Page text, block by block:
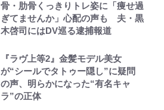
骨・肋骨くっきりトレ姿に「痩せ過
ぎてませんか」心配の声も 夫・黒
木啓司にはDV巡る逮捕報道
『ラヴ上等2』金髪モデル美女
が“シールでタトゥー隠し”に疑問
の声、明らかになった“有名キャ
ラ”の正体
レビュー『仮面家族』悠木シュン・
えびめしの流儀
が激勝翌日に写真12枚投稿→渾身
の“煽りショット”に興奮！｢最後の
1枚までの壮大なフリ｣｢知念くんの
｢マジでなんちゅー作戦なの槙野監
督w｣ベンチ前に掲げられた｢マテ
茶｣｢白い犬｣｢爆弾｣｢合コン｣のイラ
か…高級ブランドをやめ等身大の自
分を表現する現在「ちゃんとおじい
ちゃんに」
「のりの芝居は観たいと」藤原紀香
が明かす夫・片岡愛之助との関係
性…互いに一番のお客さんで刺激を
もらう存在
霊、未確認生命体まで…昭和キッズ
を震え上がらせた「恐怖のテレビ番
組」
「ハイキュー!! おせち2027」の予
約がスタート！“春高”を見事表現
した三段重にファン感激「エモすぎ
る」
ままな生産職のほのぼのスローライ
フ~ 第45話(3)
(3)
公式-学園騎士のレベルアップ!レベ
海に行くなら教えてあげてほしい
「3つの事」 あまりの“不慣れ”さが
招いた「ガッカリ経験」レポ
青く美しい「幸せのブルービー」の
正体とは？ 身近な場所で見つける
コツを紹介【あなたのすぐそばにい
る「季節の虫」の探し方 vol.21】